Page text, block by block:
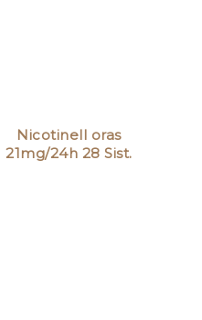
Nicotinell oras
21mg/24h 28 Sist.